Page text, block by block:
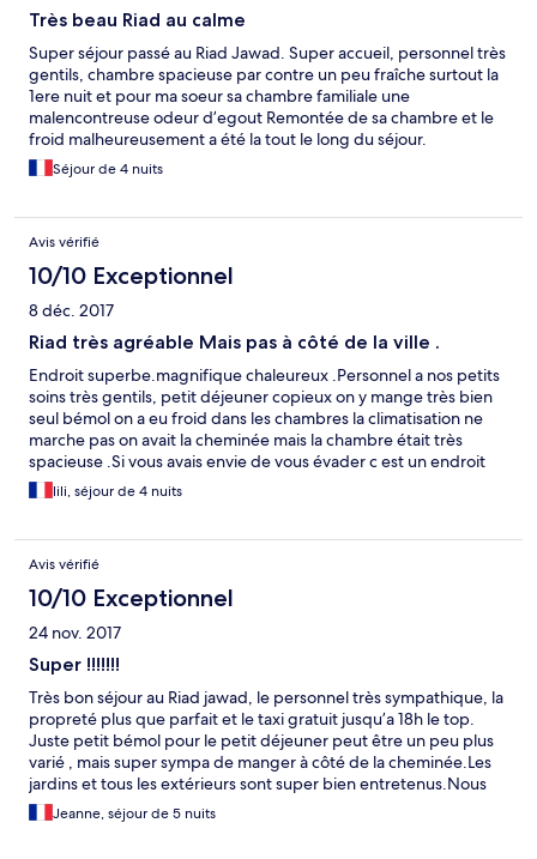
Très beau Riad au calme
Super séjour passé au Riad Jawad. Super accueil, personnel très
gentils, chambre spacieuse par contre un peu fraîche surtout la
1ere nuit et pour ma soeur sa chambre familiale une
malencontreuse odeur d’egout Remontée de sa chambre et le
froid malheureusement a été la tout le long du séjour.
Heureusement pour nous 2 chauffages nous ont étés installés le
séjour a été bien plus meilleur. Petit déjeuner copieux à la
proposée pour vous amener en centre ville en journée jusqu à
18h. Après c’est moyennant une somme d’argent. Mais dans
l’ensemble tout a été agréable le cadre est vraiment
magnifique. Je recommande car le personnel est tellement
gentil que votre séjour est bien plus agréable malgré les petits
tracas
Séjour de 4 nuits
Avis vérifié
10/10 Exceptionnel
8 déc. 2017
Riad très agréable Mais pas à côté de la ville .
Endroit superbe.magnifique chaleureux .Personnel a nos petits
soins très gentils, petit déjeuner copieux on y mange très bien
seul bémol on a eu froid dans les chambres la climatisation ne
marche pas on avait la cheminée mais la chambre était très
spacieuse .Si vous avais envie de vous évader c est un endroit
très paisible une architecture superbe avec une végétation
éblouissante .
lili, séjour de 4 nuits
Avis vérifié
10/10 Exceptionnel
24 nov. 2017
Super !!!!!!!
Très bon séjour au Riad jawad, le personnel très sympathique, la
propreté plus que parfait et le taxi gratuit jusqu’a 18h le top.
Juste petit bémol pour le petit déjeuner peut être un peu plus
varié , mais super sympa de manger à côté de la cheminée.Les
jardins et tous les extérieurs sont super bien entretenus.Nous
avons eu la chance de passer la semaine en maillot ( 28 degrés).
La seule chose qui manque c’est la piscine chauffée et là plus
Jeanne, séjour de 5 nuits